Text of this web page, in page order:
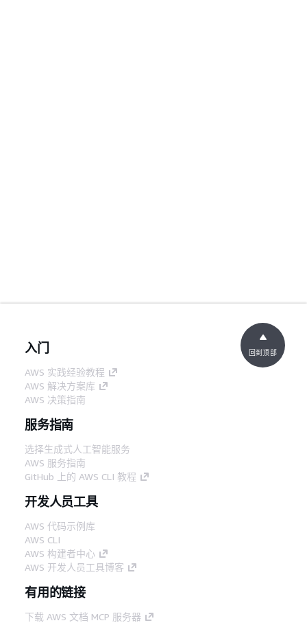
入门
AWS 实践经验教程
AWS 解决方案库
AWS 决策指南
服务指南
选择生成式人工智能服务
AWS 服务指南
GitHub 上的 AWS CLI 教程
开发人员工具
AWS 代码示例库
AWS CLI
AWS 构建者中心
AWS 开发人员工具博客
有用的链接
下载 AWS 文档 MCP 服务器
回到顶部